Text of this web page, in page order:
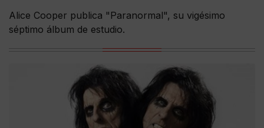
Alice Cooper publica "Paranormal", su vigésimo
séptimo álbum de estudio.